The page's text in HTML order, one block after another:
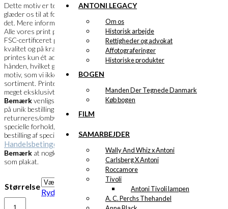
ANTONI LEGACY
Om os
Historisk arbejde
Rettigheder og advokat
Affotograferinger
Historiske produkter
BOGEN
Manden Der Tegnede Danmark
Køb bogen
FILM
SAMARBEJDER
Wally And Whiz x Antoni
Carlsberg X Antoni
Roccamore
Tivoli
Antoni Tivoli lampen
A. C. Perchs Thehandel
kr. 1.399,00
Dette motiv er tegnet af Ib Antoni og vi
glæder os til at fortælle dig meget mere om
det. Mere information følger snarest.
Alle vores print produceres i Danmark på
FSC-certificeret papir i en meget flot
kvalitet og på kraftigt papir. Et specialprint
printes kun ét ad gangen og skæres ud i
hånden, hvilket gør det muligt, at bestille et
motiv, som vi ikke har i vores faste
sortiment. Printets overflade fremstår
meget eksklusivt og farverne meget klare.
Bemærkvenligst at specialprint kun laves
på unik bestilling og derfor ikke kan
returneres/ombyttes. Husk at læse de
specielle forhold, der gør sig gældende ved
bestilling af specialprint under vores
Handelsbetingelser
Bemærk at nogle motiver måske findes
som plakat.
Størrelse
Ryd